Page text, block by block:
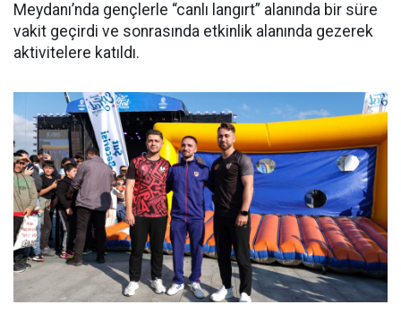
Meydanı’nda gençlerle “canlı langırt” alanında bir süre
vakit geçirdi ve sonrasında etkinlik alanında gezerek
aktivitelere katıldı.